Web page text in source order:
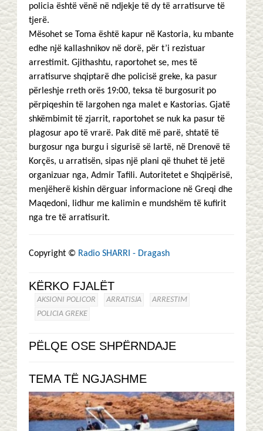
policia është vënë në ndjekje të dy të arratisurve të
tjerë.
Mësohet se Toma është kapur në Kastoria, ku mbante
edhe një kallashnikov në dorë, për t’i rezistuar
arrestimit. Gjithashtu, raportohet se, mes të
arratisurve shqiptarë dhe policisë greke, ka pasur
përleshje rreth orës 19:00, teksa të burgosurit po
përpiqeshin të largohen nga malet e Kastorias. Gjatë
shkëmbimit të zjarrit, raportohet se nuk ka pasur të
plagosur apo të vrarë. Pak ditë më parë, shtatë të
burgosur nga burgu i sigurisë së lartë, në Drenovë të
Korçës, u arratisën, sipas një plani që thuhet të jetë
organizuar nga, Admir Tafili. Autoritetet e Shqipërisë,
menjëherë kishin dërguar informacione në Greqi dhe
Maqedoni, lidhur me kalimin e mundshëm të kufirit
nga tre të arratisurit.
Copyright © Radio SHARRI - Dragash
KËRKO FJALËT
AKSIONI POLICOR ARRATISJA
ARRESTIM
POLICIA GREKE
PËLQE OSE SHPËRNDAJE
TEMA TË NGJASHME